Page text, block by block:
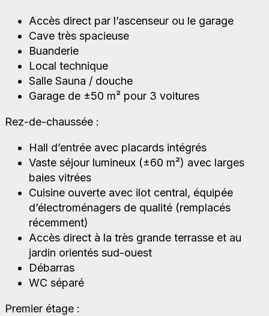
Accès direct par l’ascenseur ou le garage
Cave très spacieuse
Buanderie
Local technique
Salle Sauna / douche
Garage de ±50 m² pour 3 voitures
Rez-de-chaussée :
Hall d’entrée avec placards intégrés
Vaste séjour lumineux (±60 m²) avec larges
baies vitrées
Cuisine ouverte avec ilot central, équipée
d’électroménagers de qualité (remplacés
récemment)
Accès direct à la très grande terrasse et au
jardin orientés sud-ouest
Débarras
WC séparé
Premier étage :